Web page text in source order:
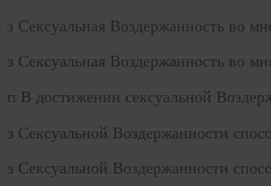
з Сексуальная Воздержанность во
з Сексуальная Воздержанность во
п В достижении сексуальной
з Сексуальной Воздержанности
з Сексуальной Воздержанности